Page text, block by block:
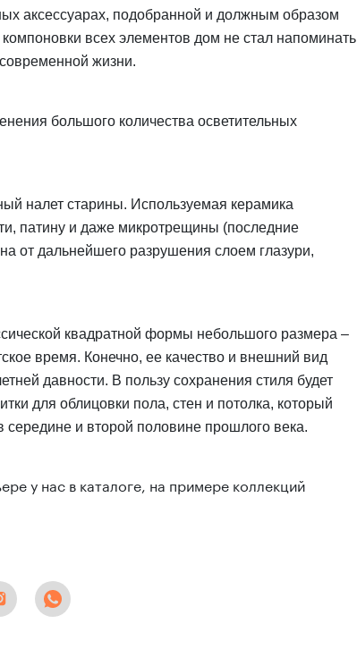
аксессуарах, подобранной и должным образом
всех элементов дом не стал напоминать
жизни.
большого количества осветительных
налет старины. Используемая керамика
патину и даже микротрещины (последние
от дальнейшего разрушения слоем глазури,
квадратной формы небольшого размера –
время. Конечно, ее качество и внешний вид
давности. В пользу сохранения стиля будет
для облицовки пола, стен и потолка, который
и второй половине прошлого века.
у нас в каталоге, на примере коллекций